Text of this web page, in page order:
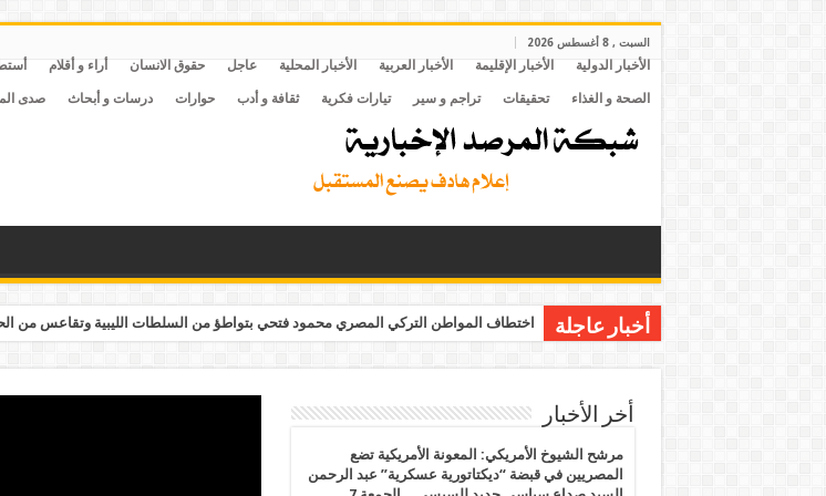
السبت , 8 أغسطس 2026
الأخبار الدولية الأخبار الإقليمة الأخبار العربية الأخبار المحلية عاجل حقوق الانسان أراء و أقلام
الصحة و الغذاء تحقيقات تراجم و سير تيارات فكرية ثقافة و أدب حوارات درسات و أبحاث صدى
أخبار عاجلة اختطاف المواطن التركي المصري محمود فتحي بتواطؤ من السلطات الليبية وتقاعس من
أخر الأخبار
مرشح الشيوخ الأمريكي: المعونة الأمريكية تضع
المصريين في قبضة “ديكتاتورية عسكرية” عبد الرحمن